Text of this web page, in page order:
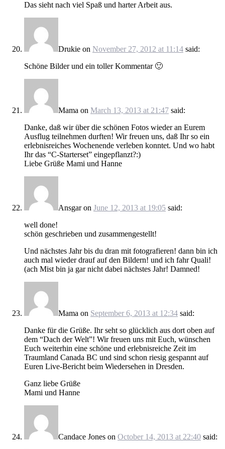
Das sieht nach viel Spaß und harter Arbeit aus.
Drukie on November 27, 2012 at 11:14 said:
Schöne Bilder und ein toller Kommentar 🙂
Mama on March 13, 2013 at 21:47 said:
Danke, daß wir über die schönen Fotos wieder an Eurem
Ausflug teilnehmen durften! Wir freuen uns, daß Ihr so ein
erlebnisreiches Wochenende verleben konntet. Und wo habt
Ihr das “C-Starterset” eingepflanzt?:)
Liebe Grüße Mami und Hanne
Ansgaron June 12, 2013 at 19:05 said:
well done!
schön geschrieben und zusammengestellt!
Und nächstes Jahr bis du dran mit fotografieren! dann bin ich
auch mal wieder drauf auf den Bildern! und ich fahr Quali!
(ach Mist bin ja gar nicht dabei nächstes Jahr! Damned!
Mama on September 6, 2013 at 12:34 said:
Danke für die Grüße. Ihr seht so glücklich aus dort oben auf
dem “Dach der Welt”! Wir freuen uns mit Euch, wünschen
Euch weiterhin eine schöne und erlebnisreiche Zeit im
Traumland Canada BC und sind schon riesig gespannt auf
Euren Live-Bericht beim Wiedersehen in Dresden.
Ganz liebe Grüße
Mami und Hanne
Candace Jones on October 14, 2013 at 22:40 said: